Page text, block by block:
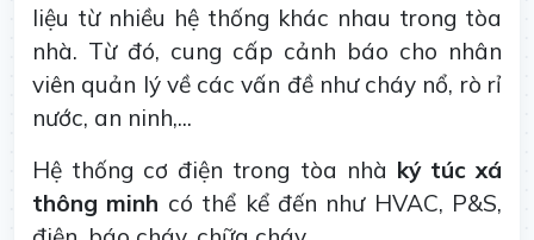
liệu từ nhiều hệ thống khác nhau trong tòa
nhà. Từ đó, cung cấp cảnh báo cho nhân
viên quản lý về các vấn đề như cháy nổ, rò rỉ
nước, an ninh,...
Hệ thống cơ điện trong tòa nhà ký túc xá
thông minh có thể kể đến như HVAC, P&S,